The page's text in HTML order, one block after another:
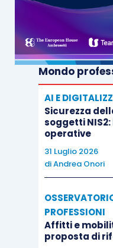
Mondo
AI E
Sicurezza
soggetti
operative
31 Luglio 2026
diAndrea Onori
PROFESSIONI
Affitti e
proposta di